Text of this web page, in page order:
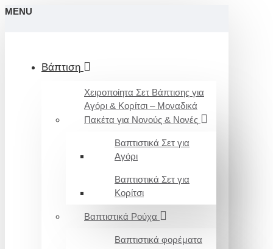
MENU
Βάπτιση
Χειροποίητα Σετ Βάπτισης για
Αγόρι & Κορίτσι – Μοναδικά
Πακέτα για Νονούς & Νονές
Βαπτιστικά Σετ για
Αγόρι
Βαπτιστικά Σετ για
Κορίτσι
Βαπτιστικά Ρούχα
Βαπτιστικά φορέματα